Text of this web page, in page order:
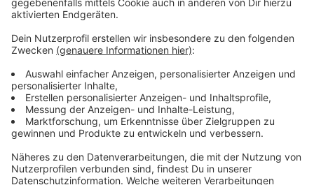
aufgehoben werden. Um die Folgen abzuschätzen,
Einbahnstraßen-Regelung "Am Kleekamp"
aufgehoben - noch bevor der Umbau zum
Kreisverkehr beginnt.
Veröffentlicht:Donnerstag, 22.08.2019 11:11
Anzeige